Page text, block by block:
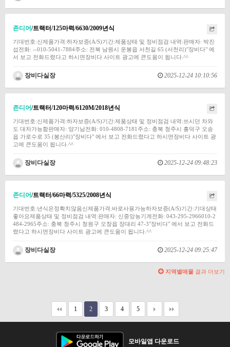
존디어/트랙터/125마력/6630/2009년식
기대번호:신제품가격:하자보증(A/S)기간:제품상태 및 정비점검 내역:판매자: 박진
섭전화: --010-5041-7884주소: 전북 남원시 운봉읍 서천길 65 (서천리)"장비다" 에
서 보고 전화드렸다고 하시면장비다 사이트 광고에 큰도움이 됩니다.^^
장비다실장 2025-12-24 10:10:56
존디어/트랙터/120마력/6120M/2018년식
기대번호:신제품가격:하자보증(A/S)기간:제품상태 및 정비점검 내역:쓰시던 차와
도 대차가능함판매자: 양기남전화: 010-4808-7181주소: 충북 청주시 흥덕구 오송
읍 가로수로 35 (봉산리)"장비다" 에서 보고 전화드렸다고 하시면장비다 사이트 광
고에 큰도움이 됩니다.^^
장비다실장 2025-12-24 09:48:23
존디어/트랙터/66마력/5325/2008년식
기대번호:년식은정확치않음신제품가격:바로사용가능하자보증(A/S)기간:기대상태
좋아요제품상태 및 정비점검 내역:판매자: 신중앙농기계전화: 043-295-2966010-2
484-2965주소: 충북 청주시 청원구 오창읍 장대리 47-3"장비다" 에서 보고 전화드
렸다고 하시면장비다 사이트 광고에 큰도움이 됩니다.^^
장비다실장 2025-12-24 09:25:47
지역별매물 결과 더보기
1 2 3 4 5
모바일앱 다운로드